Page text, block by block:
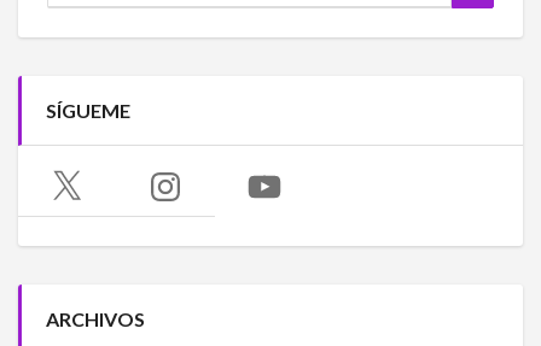
SÍGUEME
X Instagram YouTube
ARCHIVOS